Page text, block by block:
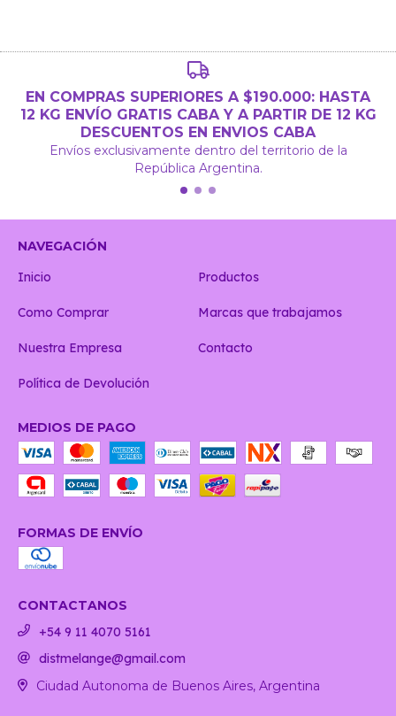
EN COMPRAS SUPERIORES A $190.000: HASTA
12 KG ENVÍO GRATIS CABA Y A PARTIR DE 12 KG
DESCUENTOS EN ENVIOS CABA
Envíos exclusivamente dentro del territorio de la
República Argentina.
NAVEGACIÓN
Inicio
Productos
Como Comprar Marcas que trabajamos
Nuestra Empresa Contacto
Política de Devolución
MEDIOS DE PAGO
FORMAS DE ENVÍO
CONTACTANOS
+54 9 11 4070 5161
distmelange@gmail.com
Ciudad Autonoma de Buenos Aires, Argentina